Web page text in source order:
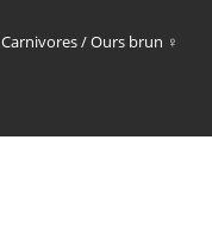
Carnivores/Ours brun ♀